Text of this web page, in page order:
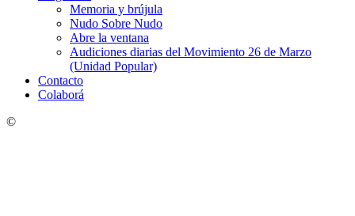
Memoria y brújula
Nudo Sobre Nudo
Abre la ventana
Audiciones diarias del Movimiento 26 de Marzo
(Unidad Popular)
Contacto
Colaborá
©